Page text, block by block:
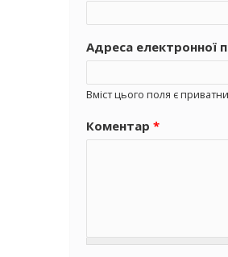
Адреса електронної
Вміст цього поля є
Коментар *